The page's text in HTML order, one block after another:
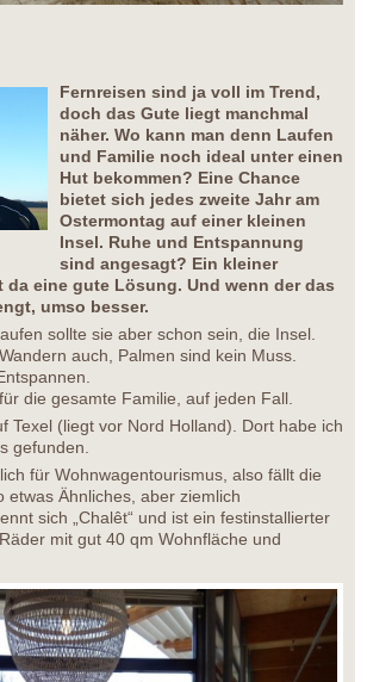
Fernreisen sind ja voll im Trend,
doch das Gute liegt manchmal
näher. Wo kann man denn Laufen
und Familie noch ideal unter einen
Hut bekommen? Eine Chance
bietet sich jedes zweite Jahr am
Ostermontag auf einer kleinen
Insel. Ruhe und Entspannung
sind angesagt? Ein kleiner
da eine gute Lösung. Und wenn der das
umso besser.
sollte sie aber schon sein, die Insel.
auch, Palmen sind kein Muss.
die gesamte Familie, auf jeden Fall.
Texel (liegt vor Nord Holland). Dort habe ich
gefunden.
für Wohnwagentourismus, also fällt die
etwas Ähnliches, aber ziemlich
sich „Chalêt“ und ist ein festinstallierter
mit gut 40 qm Wohnfläche und